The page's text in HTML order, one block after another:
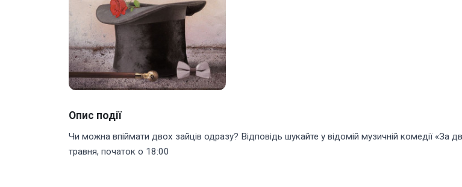
Опис події
Чи можна впіймати двох зайців одразу? Відповідь шукайте у відомій музичній комедії
травня, початок о 18:00